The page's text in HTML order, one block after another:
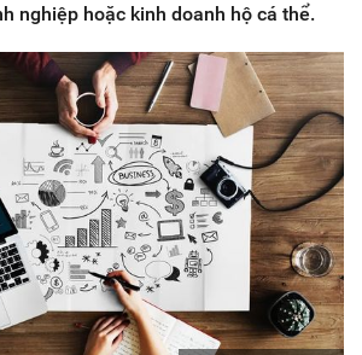
nghiệp hoặc kinh doanh hộ cá thể.